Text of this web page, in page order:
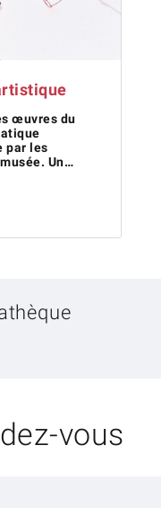
œuvres du
par les
Un…
vous